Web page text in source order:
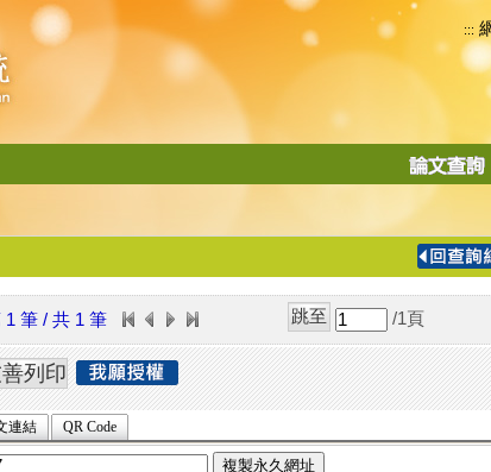
:::
導
1 筆 / 共 1 筆 /1 頁
連結 QR Code
複製永久網址